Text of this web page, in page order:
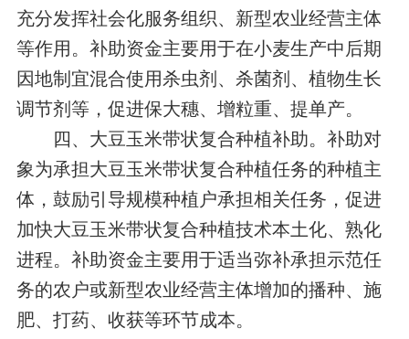
充分发挥社会化服务组织、新型农业经营主体
等作用。补助资金主要用于在小麦生产中后期
因地制宜混合使用杀虫剂、杀菌剂、植物生长
调节剂等，促进保大穗、增粒重、提单产。
四、大豆玉米带状复合种植补助。补助对
象为承担大豆玉米带状复合种植任务的种植主
体，鼓励引导规模种植户承担相关任务，促进
加快大豆玉米带状复合种植技术本土化、熟化
进程。补助资金主要用于适当弥补承担示范任
务的农户或新型农业经营主体增加的播种、施
肥、打药、收获等环节成本。